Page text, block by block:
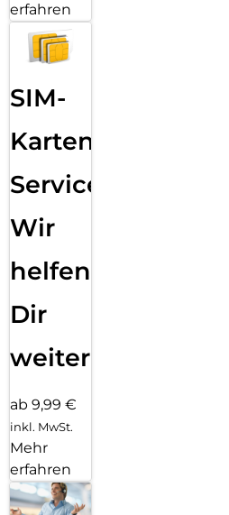
erfahren
SIM-
Karten
Service:
Wir
helfen
Dir
weiter
ab 9,99 €
inkl. MwSt.
Mehr
erfahren